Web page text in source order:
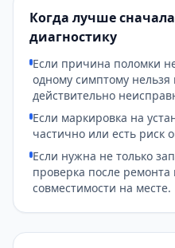
Когда лучше
диагностику
Если причина поломки
одному симптому нельзя
действительно
Если маркировка на
частично или есть риск
Если нужна не только
проверка после
совместимости на месте.